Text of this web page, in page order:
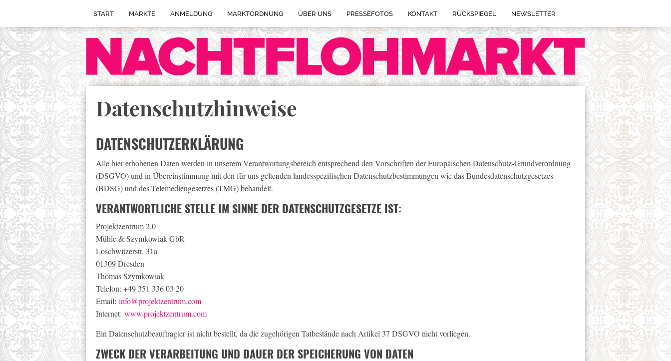
START MÄRKTE ANMELDUNG MARKTORDNUNG ÜBER UNS PRESSEFOTOS KONTAKT RÜCKSPIEGEL NEWSLETTER
Datenschutzhinweise
DATENSCHUTZERKLÄRUNG
Alle hier erhobenen Daten werden in unserem Verantwortungsbereich entsprechend den Vorschriften der Europäischen Datenschutz-Grundverordnung
(DSGVO) und in Übereinstimmung mit den für uns geltenden landesspezifischen Datenschutzbestimmungen wie das Bundesdatenschutzgesetzes
(BDSG) und des Telemediengesetzes (TMG) behandelt.
VERANTWORTLICHE STELLE IM SINNE DER DATENSCHUTZGESETZE IST:
Projektzentrum 2.0
Mühle & Szymkowiak GbR
Loschwitzerstr. 31a
01309 Dresden
Thomas Szymkowiak
Telefon: +49 351 336 03 20
Email: info@projektzentrum.com
Internet: www.projektzentrum.com
Ein Datenschutzbeauftragter ist nicht bestellt, da die zugehörigen Tatbestände nach Artikel 37 DSGVO nicht vorliegen.
ZWECK DER VERARBEITUNG UND DAUER DER SPEICHERUNG VON DATEN